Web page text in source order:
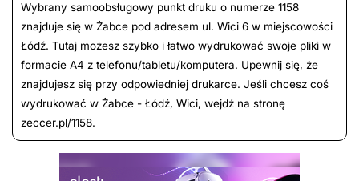
Wybrany samoobsługowy punkt druku o numerze 1158
znajduje się w Żabce pod adresem ul. Wici 6 w miejscowości
Łódź. Tutaj możesz szybko i łatwo wydrukować swoje pliki w
formacie A4 z telefonu/tabletu/komputera. Upewnij się, że
znajdujesz się przy odpowiedniej drukarce. Jeśli chcesz coś
wydrukować w Żabce - Łódź, Wici, wejdź na stronę
zeccer.pl/1158.